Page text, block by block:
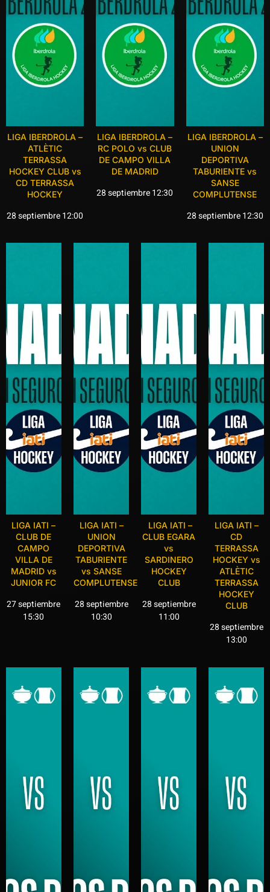
LIGA IBERDROLA –
ATLÈTIC
TERRASSA
HOCKEY CLUB vs
CD TERRASSA
HOCKEY
28 septiembre 12:00
LIGA IBERDROLA –
RC POLO vs CLUB
DE CAMPO VILLA
DE MADRID
28 septiembre 12:30
LIGA IBERDROLA –
UNION
DEPORTIVA
TABURIENTE vs
SANSE
COMPLUTENSE
28 septiembre 12:30
LIGA IATI –
CLUB DE
CAMPO
VILLA DE
MADRID vs
JUNIOR FC
27 septiembre
15:30
LIGA IATI –
UNION
DEPORTIVA
TABURIENTE
vs SANSE
COMPLUTENSE
28 septiembre
10:30
LIGA IATI –
CLUB EGARA
vs
SARDINERO
HOCKEY
CLUB
28 septiembre
11:00
LIGA IATI –
CD
TERRASSA
HOCKEY vs
ATLÈTIC
TERRASSA
HOCKEY
CLUB
28 septiembre
13:00